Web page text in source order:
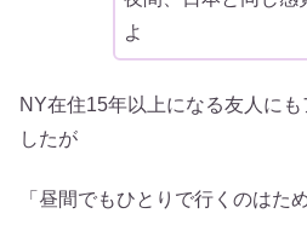
よ
NY在住15年以上になる友人に
したが
「昼間でもひとりで行くのはた